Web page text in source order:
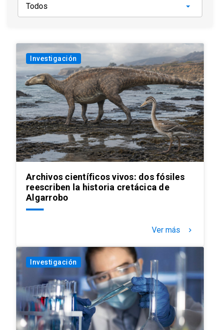
Investigación
Archivos científicos vivos: dos fósiles
reescriben la historia cretácica de
Algarrobo
Ver más keyboard_arrow_right
Investigación